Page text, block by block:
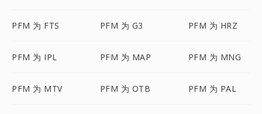
PFM 为 FTS PFM 为 G3 PFM 为 HRZ
PFM 为 IPL PFM 为 MAP PFM 为 MNG
PFM 为 MTV PFM 为 OTB PFM 为 PAL